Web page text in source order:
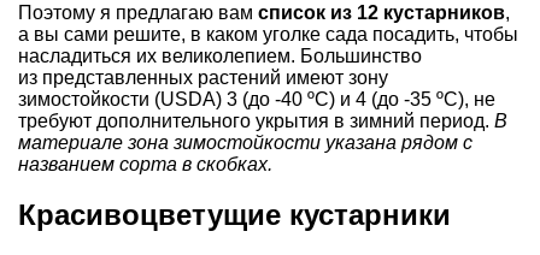
Поэтому я предлагаю вам список из 12 кустарников,
а вы сами решите, в каком уголке сада посадить, чтобы
насладиться их великолепием. Большинство
из представленных растений имеют зону
зимостойкости (USDA) 3 (до -40 ºС) и 4 (до -35 ºС), не
требуют дополнительного укрытия в зимний период. В
материале зона зимостойкости указана рядом с
названием сорта в скобках.
Красивоцветущие кустарники